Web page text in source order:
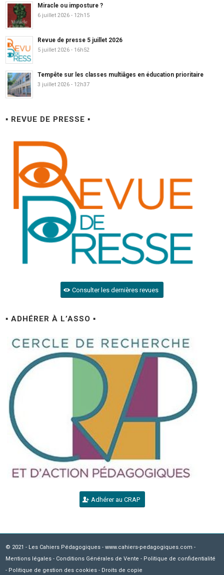
Miracle ou imposture ?
6 juillet 2026 - 12h15
Revue de presse 5 juillet 2026
5 juillet 2026 - 16h52
Tempête sur les classes multiâges en éducation prioritaire
3 juillet 2026 - 12h37
▪ REVUE DE PRESSE ▪
Consulter les dernières revues
▪ ADHÉRER À L’ASSO ▪
Adhérer au CRAP
© 2021 - Les Cahiers Pédagogiques - www.cahiers-pedagogiques.com -
Mentions légales - Conditions Générales de Vente - Politique de confidentialité
- Politique de gestion des cookies - Droits de copie